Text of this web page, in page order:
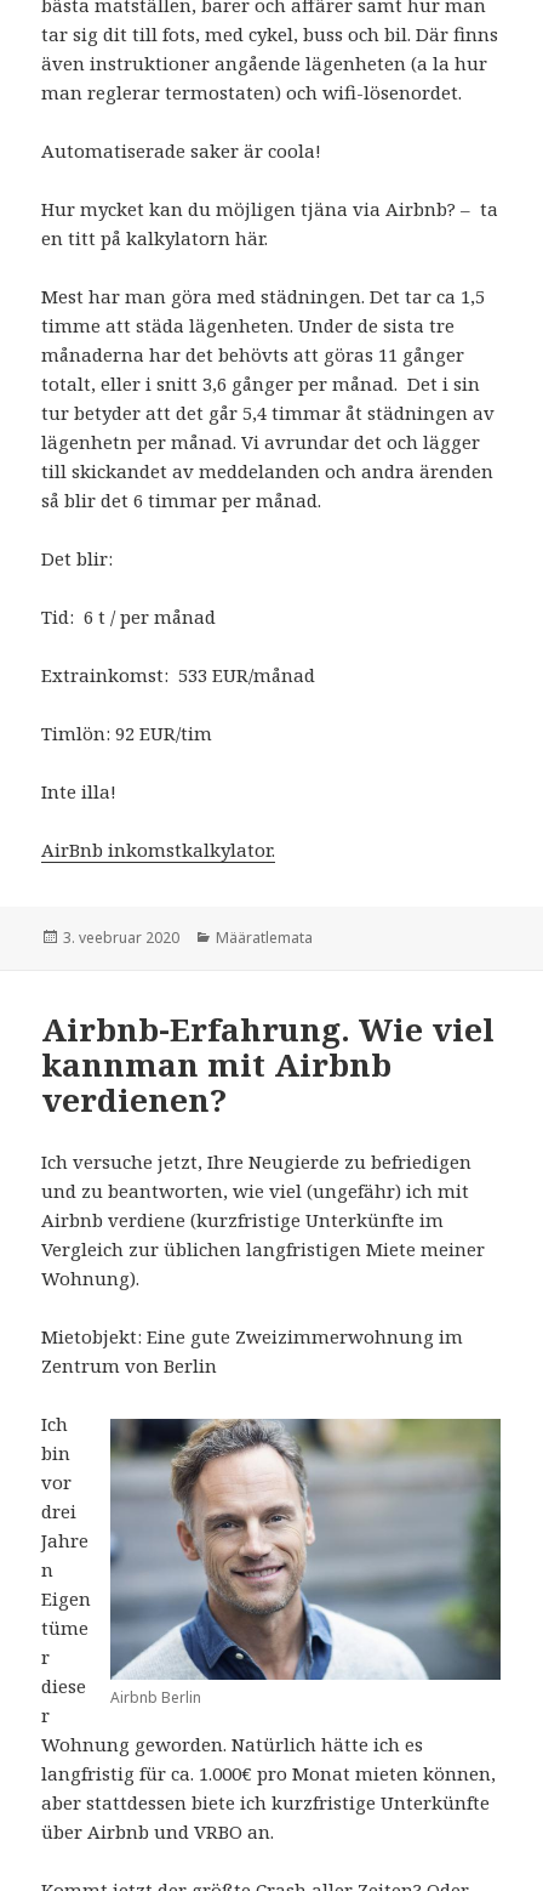
bästa matställen, barer och affärer samt hur man
tar sig dit till fots, med cykel, buss och bil. Där finns
även instruktioner angående lägenheten (a la hur
man reglerar termostaten) och wifi-lösenordet.
Automatiserade saker är coola!
Hur mycket kan du möjligen tjäna via Airbnb? – ta
en titt på kalkylatorn här.
Mest har man göra med städningen. Det tar ca 1,5
timme att städa lägenheten. Under de sista tre
månaderna har det behövts att göras 11 gånger
totalt, eller i snitt 3,6 gånger per månad. Det i sin
tur betyder att det går 5,4 timmar åt städningen av
lägenhetn per månad. Vi avrundar det och lägger
till skickandet av meddelanden och andra ärenden
så blir det 6 timmar per månad.
Det blir:
Tid: 6 t / per månad
Extrainkomst: 533 EUR/månad
Timlön: 92 EUR/tim
Inte illa!
AirBnb inkomstkalkylator.
Postitatud
3. veebruar 2020 Rubriigid
Määratlemata
Airbnb-Erfahrung. Wie viel
kannman mit Airbnb
verdienen?
Ich versuche jetzt, Ihre Neugierde zu befriedigen
und zu beantworten, wie viel (ungefähr) ich mit
Airbnb verdiene (kurzfristige Unterkünfte im
Vergleich zur üblichen langfristigen Miete meiner
Wohnung).
Mietobjekt: Eine gute Zweizimmerwohnung im
Zentrum von Berlin
Airbnb Berlin
Ich
bin
vor
drei
Jahre
n
Eigen
tüme
r
diese
r
Wohnung geworden. Natürlich hätte ich es
langfristig für ca. 1.000€ pro Monat mieten können,
aber stattdessen biete ich kurzfristige Unterkünfte
über Airbnb und VRBO an.